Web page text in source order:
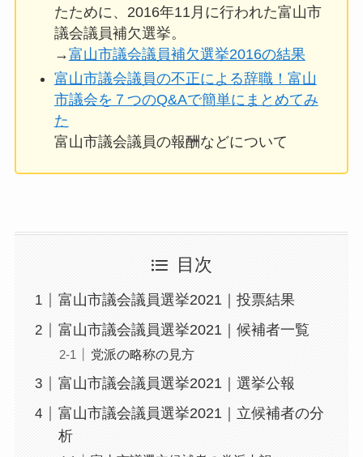
たために、2016年11月に行われた富山市
議会議員補欠選挙。
→富山市議会議員補欠選挙2016の結果
富山市議会議員の不正による辞職！富山
市議会を７つのQ&Aで簡単にまとめてみ
た
富山市議会議員の報酬などについて
目次
富山市議会議員選挙2021｜投票結果
富山市議会議員選挙2021｜候補者一覧
党派の略称の見方
富山市議会議員選挙2021｜選挙公報
富山市議会議員選挙2021｜立候補者の分
析